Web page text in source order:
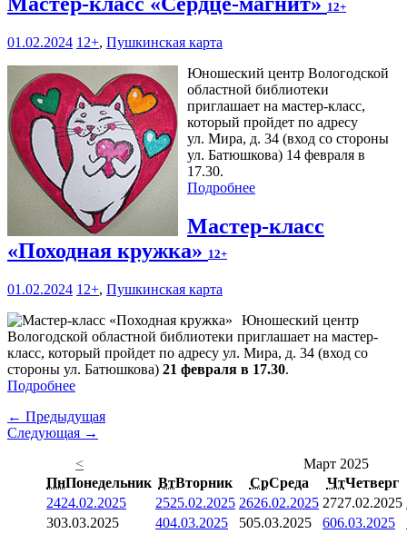
12+
01.02.2024 12+, Пушкинская карта
Юношеский центр Вологодской
областной библиотеки
приглашает на мастер-класс,
который пройдет по адресу
ул. Мира, д. 34 (вход со стороны
ул. Батюшкова) 14 февраля в
17.30.
Подробнее
Мастер-класс
«Походная кружка» 12+
01.02.2024 12+, Пушкинская карта
Юношеский центр
Вологодской областной библиотеки приглашает на мастер-
класс, который пройдет по адресу ул. Мира, д. 34 (вход со
стороны ул. Батюшкова) 21 февраля в 17.30.
Подробнее
← Предыдущая
Следующая →
<
Март 2025
ПнПонедельник ВтВторник СрСреда ЧтЧетверг
2424.02.2025 2525.02.2025 2626.02.2025 2727.02.2025
303.03.2025 404.03.2025 505.03.2025 606.03.2025